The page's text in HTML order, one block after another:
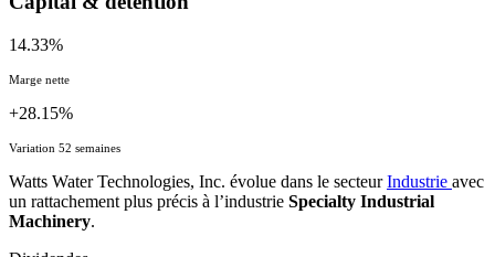
14.33%
Marge nette
+28.15%
Variation 52 semaines
Watts Water Technologies, Inc. évolue dans le secteurIndustrie avec
un rattachement plus précis à l’industrie Specialty Industrial
Machinery.